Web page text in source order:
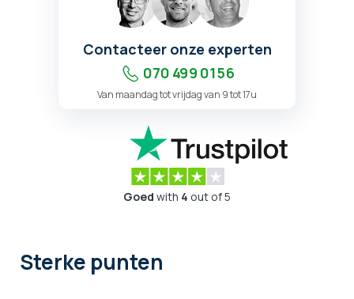
Contacteer onze experten
070 499 01 56
Van maandag tot vrijdag van 9 tot 17u
Goed with 4 out of 5
Sterke punten